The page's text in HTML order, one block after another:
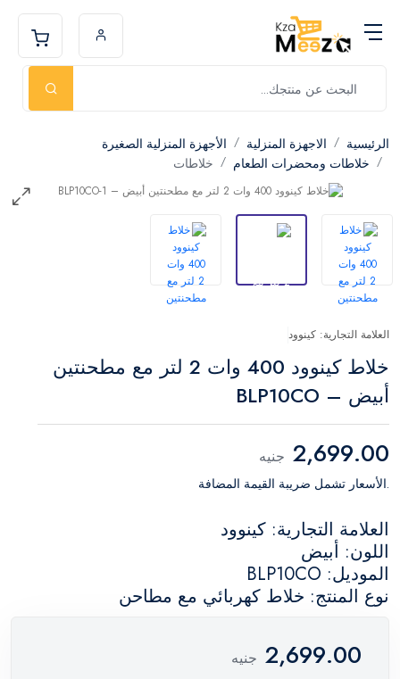
الرئيسية الاجهزة المنزلية
الأجهزة المنزلية الصغيرة
خلاطات ومحضرات الطعام
خلاطات
العلامة التجارية: كينوود
خلاط كينوود 400 وات 2 لتر مع مطحنتين
أبيض – BLP10CO
2,699.00 جنيه
.الأسعار تشمل ضريبة القيمة المضافة
العلامة التجارية: كينوود
اللون: أبيض
الموديل: BLP10CO
نوع المنتج: خلاط كهربائي مع مطاحن
2,699.00 جنيه